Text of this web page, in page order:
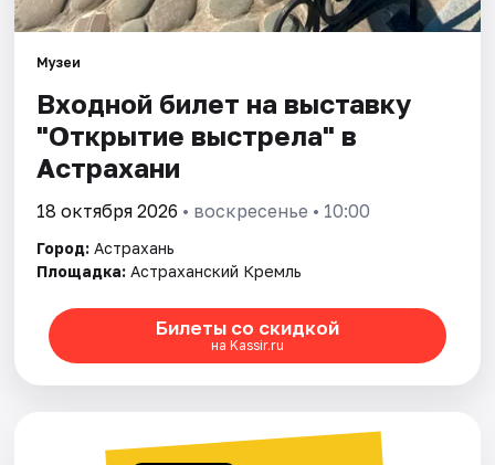
Музеи
Входной билет на выставку
"Открытие выстрела" в
Астрахани
18 октября 2026 • воскресенье • 10:00
Город: Астрахань
Площадка: Астраханский Кремль
Билеты со скидкой
на Kassir.ru